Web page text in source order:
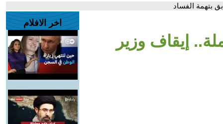
بتهمة الفساد
إيقاف وزير
اخر الافلام